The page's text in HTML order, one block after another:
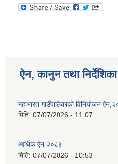
ऐन, कानुन तथा निर्देशिका
महाभारत गाउँपालिकाको विनियोजन
मिति: 07/07/2026 - 11:07
आर्थिक ऐन २०८३
मिति: 07/07/2026 - 10:53